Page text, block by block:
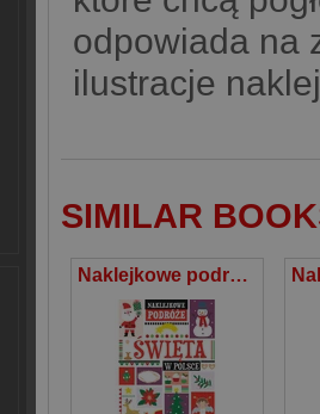
odpowiada na
ilustracje
SIMILAR
Naklejkowe podróże Święta w Polsce